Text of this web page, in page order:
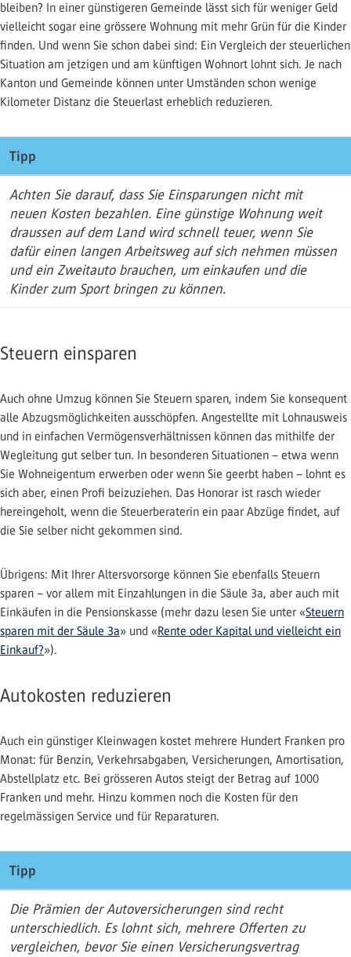
bleiben? In einer günstigeren Gemeinde lässt sich für weniger Geld
vielleicht sogar eine grössere Wohnung mit mehr Grün für die Kinder
finden. Und wenn Sie schon dabei sind: Ein Vergleich der steuerlichen
Situation am jetzigen und am künftigen Wohnort lohnt sich. Je nach
Kanton und Gemeinde können unter Umständen schon wenige
Kilometer Distanz die Steuerlast erheblich reduzieren.
Tipp
Achten Sie darauf, dass Sie Einsparungen nicht mit
neuen Kosten bezahlen. Eine günstige Wohnung weit
draussen auf dem Land wird schnell teuer, wenn Sie
dafür einen langen Arbeitsweg auf sich nehmen müssen
und ein Zweitauto brauchen, um einkaufen und die
Kinder zum Sport bringen zu können.
Steuern einsparen
Auch ohne Umzug können Sie Steuern sparen, indem Sie konsequent
alle Abzugsmöglichkeiten ausschöpfen. Angestellte mit Lohnausweis
und in einfachen Vermögensverhältnissen können das mithilfe der
Wegleitung gut selber tun. In besonderen Situationen – etwa wenn
Sie Wohneigentum erwerben oder wenn Sie geerbt haben – lohnt es
sich aber, einen Profi beizuziehen. Das Honorar ist rasch wieder
hereingeholt, wenn die Steuerberaterin ein paar Abzüge findet, auf
die Sie selber nicht gekommen sind.
Übrigens: Mit Ihrer Altersvorsorge können Sie ebenfalls Steuern
sparen – vor allem mit Einzahlungen in die Säule 3a, aber auch mit
Einkäufen in die Pensionskasse (mehr dazu lesen Sie unter «Steuern
sparen mit der Säule 3a» und «Rente oder Kapital und vielleicht ein
Einkauf?»).
Autokosten reduzieren
Auch ein günstiger Kleinwagen kostet mehrere Hundert Franken pro
Monat: für Benzin, Verkehrsabgaben, Versicherungen, Amortisation,
Abstellplatz etc. Bei grösseren Autos steigt der Betrag auf 1000
Franken und mehr. Hinzu kommen noch die Kosten für den
regelmässigen Service und für Reparaturen.
Tipp
Die Prämien der Autoversicherungen sind recht
unterschiedlich. Es lohnt sich, mehrere Offerten zu
vergleichen, bevor Sie einen Versicherungsvertrag